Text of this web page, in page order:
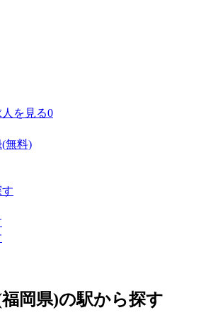
を見る0
無料)
福岡県)の駅から探す